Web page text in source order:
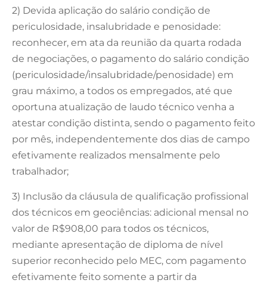
2) Devida aplicação do salário condição de
periculosidade, insalubridade e penosidade:
reconhecer, em ata da reunião da quarta rodada
de negociações, o pagamento do salário condição
(periculosidade/insalubridade/penosidade) em
grau máximo, a todos os empregados, até que
oportuna atualização de laudo técnico venha a
atestar condição distinta, sendo o pagamento feito
por mês, independentemente dos dias de campo
efetivamente realizados mensalmente pelo
trabalhador;
3) Inclusão da cláusula de qualificação profissional
dos técnicos em geociências: adicional mensal no
valor de R$908,00 para todos os técnicos,
mediante apresentação de diploma de nível
superior reconhecido pelo MEC, com pagamento
efetivamente feito somente a partir da